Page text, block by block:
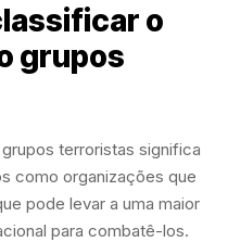
o
grupos
terroristas significa
como organizações que
pode levar a uma maior
para combatê-los.